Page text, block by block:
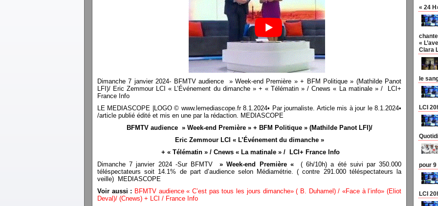
Dimanche 7 janvier 2024- BFMTV audience » Week-end Première » + BFM Politique » (Mathilde Panot
LFI)/ Eric Zemmour LCI « L’Événement du dimanche » + « Télématin » / Cnews « La matinale » / LCI+
France Info
LE MEDIASCOPE |LOGO © www.lemediascope.fr 8.1.2024• Par journaliste. Article mis à jour le 8.1.2024•
/article publié édité et mis en une par la rédaction. MEDIASCOPE
BFMTV audience » Week-end Première » + BFM Politique » (Mathilde Panot LFI)/
Eric Zemmour LCI « L’Événement du dimanche »
+ « Télématin » / Cnews « La matinale » / LCI+ France Info
Dimanche 7 janvier 2024 -Sur BFMTV
» Week-end Première «
( 6h/10h) a été suivi par 350.000
téléspectateurs soit 14.1% de part d’audience selon Médiamétrie. ( contre 291.000 téléspectateurs la
veille) MEDIASCOPE
Voir aussi : BFMTV audience « C’est pas tous les jours dimanche» ( B. Duhamel) / «Face à l’info» (Eliot
Deval)/ (Cnews) + LCI / France Info
« 24
«
Clara
le
LCI
pour 9
LCI